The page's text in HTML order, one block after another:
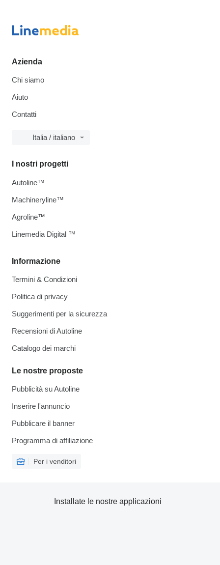
Azienda
Chi siamo
Aiuto
Contatti
Italia / italiano
Informazione
Termini & Condizioni
Politica di privacy
Suggerimenti per la sicurezza
Recensioni di Autoline
Catalogo dei marchi
Le nostre proposte
Pubblicità su Autoline
Inserire l'annuncio
Pubblicare il banner
Programma di affiliazione
Per i venditori
I nostri progetti
Autoline™
Machineryline™
Agroline™
Linemedia Digital ™
Installate le nostre applicazioni